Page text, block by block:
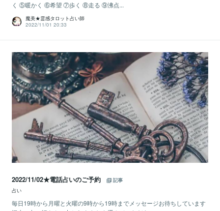
く ⑤暖かく ⑥希望 ⑦歩く ⑧走る ⑨沸点...
魔美★霊感タロット占い師
2022/11/01 20:33
2022/11/02★電話占いのご予約
記事
占い
毎日19時から月曜と火曜の9時から19時までメッセージお待ちしています